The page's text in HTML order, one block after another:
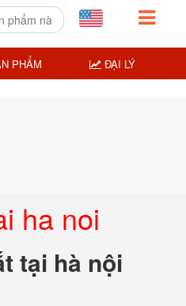
ha noi
tại hà nội
PHẨM ĐẠI LÝ